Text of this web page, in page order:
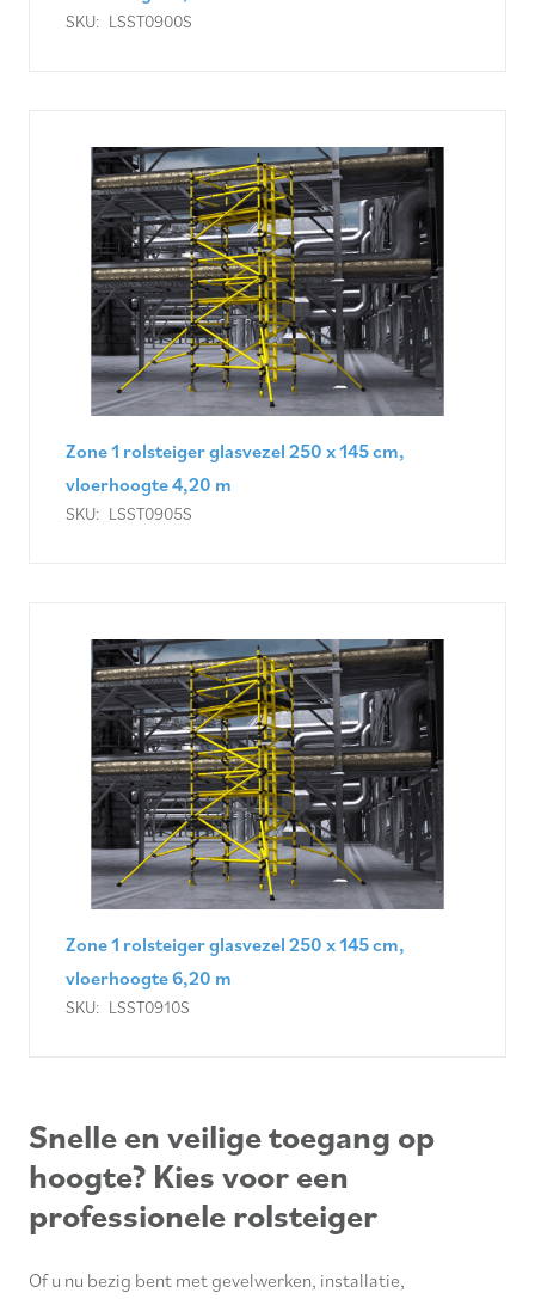
SKU: LSST0900S
Zone 1 rolsteiger glasvezel 250 x 145 cm,
vloerhoogte 4,20 m
SKU: LSST0905S
Zone 1 rolsteiger glasvezel 250 x 145 cm,
vloerhoogte 6,20 m
SKU: LSST0910S
Snelle en veilige toegang op
hoogte? Kies voor een
professionele rolsteiger
Of u nu bezig bent met gevelwerken, installatie,